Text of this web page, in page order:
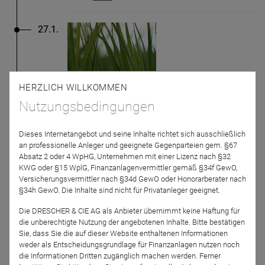
27.1.
Monega
Monega wächst trotz schwieriger Märkte
Erste Auslandsniederlassung in Luxemburg
mbH (Monega) ist im abgelaufenen Geschäftsjahr
trotz ... Mehr
12.1.
Monega
Monega Marktausblick 2023
HERZLICH WILLKOMMEN
Nutzungsbedingungen
Dieses Internetangebot und seine Inhalte richtet sich ausschließlich
an professionelle Anleger und geeignete Gegenparteien gem. §67
Absatz 2 oder 4 WpHG, Unternehmen mit einer Lizenz nach §32
KWG oder §15 WplG, Finanzanlagenvermittler gemäß §34f GewO,
Versicherungsvermittler nach §34d GewO oder Honorarberater nach
§34h GewO. Die Inhalte sind nicht für Privatanleger geeignet.
Die DRESCHER & CIE AG als Anbieter übernimmt keine Haftung für
die unberechtigte Nutzung der angebotenen Inhalte. Bitte bestätigen
Sie, dass Sie die auf dieser Website enthaltenen Informationen
weder als Entscheidungsgrundlage für Finanzanlagen nutzen noch
die Informationen Dritten zugänglich machen werden. Ferner